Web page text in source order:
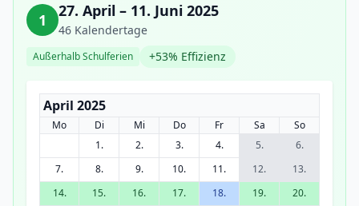
1 27. April – 11. Juni 2025
46 Kalendertage
Außerhalb Schulferien +53% Effizienz
April 2025
Mo Di Mi Do Fr Sa
So
1.
2. 3. 4. 5.
6.
7.
8. 9. 10. 11. 12.
13.
14.
15. 16. 17. 18. 19.
20.